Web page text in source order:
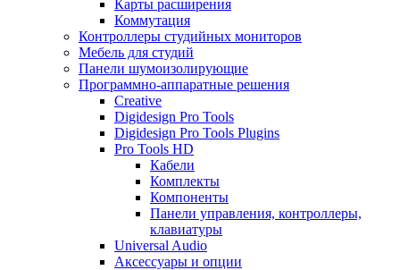
Карты расширения
Коммутация
Контроллеры студийных мониторов
Мебель для студий
Панели шумоизолирующие
Программно-аппаратные решения
Creative
Digidesign Pro Tools
Digidesign Pro Tools Plugins
Pro Tools HD
Кабели
Комплекты
Компоненты
Панели управления, контроллеры,
клавиатуры
Universal Audio
Аксессуары и опции